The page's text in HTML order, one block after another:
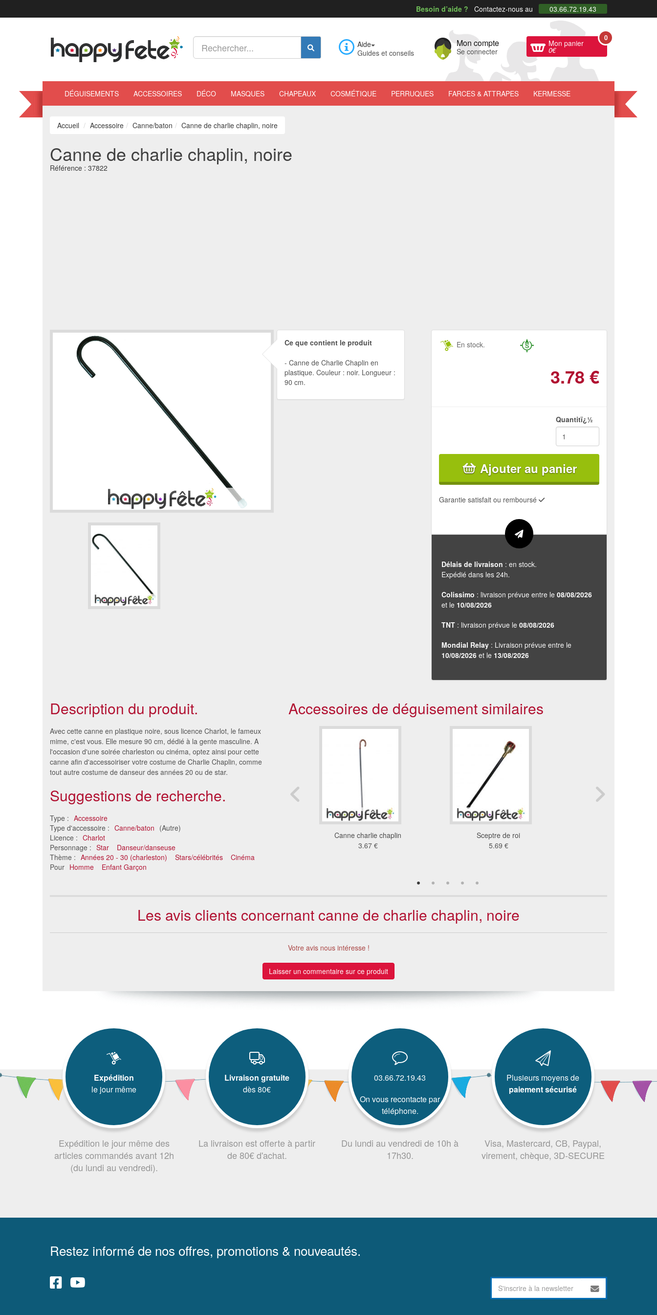
Besoin d’aide ? Contactez-nous au 03.66.72.19.43
Aide
Guides et conseils
Mon compte
Se connecter
Mon panier
0€
0
DÉGUISEMENTS ACCESSOIRES DÉCO MASQUES CHAPEAUX COSMÉTIQUE PERRUQUES FARCES & ATTRAPES KERMESSE
Accueil Accessoire Canne/baton Canne de charlie chaplin, noire
Canne de charlie chaplin, noire
Référence : 37822
Ce que contient le produit
Canne de Charlie Chaplin en
plastique. Couleur : noir. Longueur :
90 cm.
En stock.
3.78 €
Quantitï¿½
Ajouter au panier
Garantie satisfait ou remboursé
Délais de livraison : en stock.
Expédié dans les 24h.
Colissimo : livraison prévue entre le 08/08/2026
et le 10/08/2026
TNT : livraison prévue le 08/08/2026
Mondial Relay : Livraison prévue entre le
10/08/2026 et le 13/08/2026
Description du produit.
Avec cette canne en plastique noire, sous licence Charlot, le fameux
mime, c'est vous. Elle mesure 90 cm, dédié à la gente masculine. A
l'occasion d'une soirée charleston ou cinéma, optez ainsi pour cette
canne afin d'accessoiriser votre costume de Charlie Chaplin, comme
tout autre costume de danseur des années 20 ou de star.
Suggestions de recherche.
Type : Accessoire
Type d'accessoire : Canne/baton (Autre)
Licence : Charlot
Personnage : Star
Danseur/danseuse
Thème : Années 20 - 30 (charleston) Stars/célébrités
Cinéma
Pour Homme Enfant Garçon
Accessoires de déguisement similaires
Bâton dragon de sorcier de
166cm
39 €
Canne charlie chaplin
3.67 €
Sceptre de roi
5.69 €
Les avis clients concernant canne de charlie chaplin, noire
Votre avis nous intéresse !
Laisser un commentaire sur ce produit
Expédition
le jour même
Expédition le jour même des
articles commandés avant 12h
(du lundi au vendredi).
Livraison gratuite
dès 80€
La livraison est offerte à partir
de 80€ d'achat.
03.66.72.19.43
On vous recontacte par
téléphone.
Du lundi au vendredi de 10h à
17h30.
Plusieurs moyens de
paiement sécurisé
Visa, Mastercard, CB, Paypal,
virement, chèque, 3D-SECURE
Restez informé de nos offres, promotions & nouveautés.